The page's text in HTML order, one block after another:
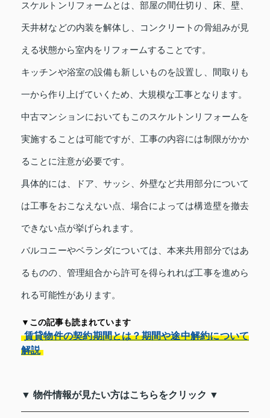
スケルトンリフォームとは、部屋の間仕切り、床、壁、
天井材などの内装を解体し、コンクリートの骨組みが見
える状態から室内をリフォームすることです。
キッチンや浴室の設備も新しいものを設置し、間取りも
一から作り上げていくため、大規模な工事となります。
中古マンションにおいてもこのスケルトンリフォームを
実施することは可能ですが、工事の内容には制限がかか
ることに注意が必要です。
具体的には、ドア、サッシ、外壁など共用部分について
は工事をおこなえない点、場合によっては構造壁を撤去
できない点が挙げられます。
バルコニーやベランダについては、本来共用部分ではあ
るものの、管理組合から許可を得られれば工事を進めら
れる可能性があります。
▼この記事も読まれています
賃貸物件の契約期間とは？期間や途中解約について
解説
▼ 物件情報が見たい方はこちらをクリック ▼